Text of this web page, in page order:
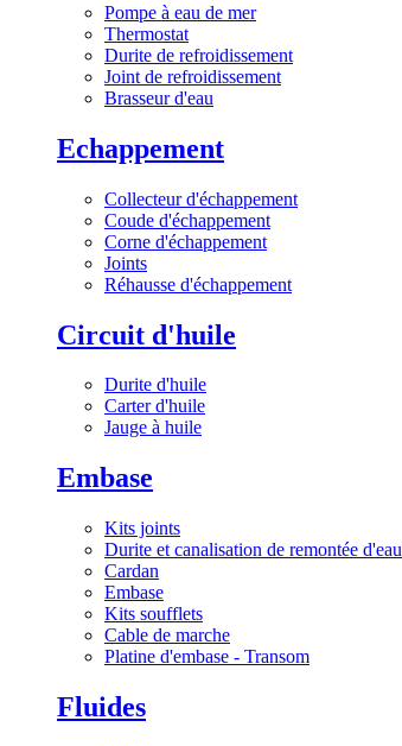
Pompe à eau de mer
Thermostat
Durite de refroidissement
Joint de refroidissement
Brasseur d'eau
Echappement
Collecteur d'échappement
Coude d'échappement
Corne d'échappement
Joints
Réhausse d'échappement
Circuit d'huile
Durite d'huile
Carter d'huile
Jauge à huile
Embase
Kits joints
Durite et canalisation de remontée d'eau
Cardan
Embase
Kits soufflets
Cable de marche
Platine d'embase - Transom
Fluides